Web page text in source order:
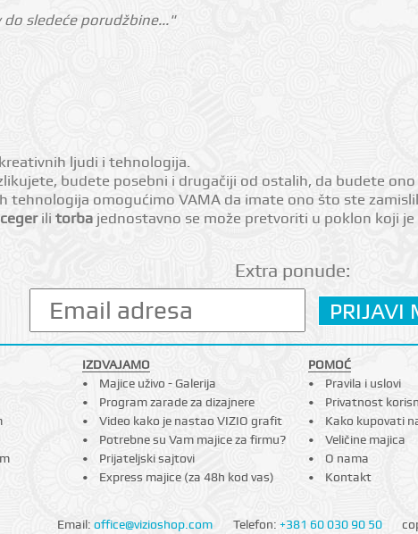
sledeće porudžbine..."
ljudi i tehnologija.
budete posebni i drugačiji od ostalih, da budete
tehnologija omogućimo VAMA da imate ono što ste
cegerili torbajednostavno se može pretvoriti u poklon koji
Extra ponude:
IZDVAJAMO
Majice uživo - Galerija
Program zarade za dizajnere
Video kako je nastao VIZIO grafit
Potrebne su Vam majice za firmu?
Prijateljski sajtovi
Express majice (za 48h kod vas)
POMOĆ
Pravila i uslovi
Privatnost
Kako kupovati
Veličine majica
O nama
Kontakt
Email: office@vizioshop.com Telefon: +381 60 030 90 50